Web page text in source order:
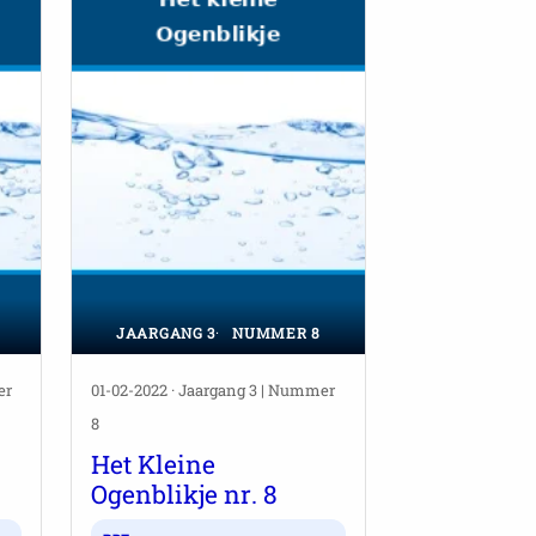
JAARGANG 3 NUMMER 8
01-02-2022 · Jaargang 3 | Nummer
8
Het Kleine
Ogenblikje nr. 8